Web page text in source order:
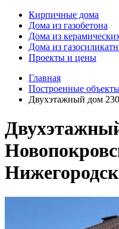
Кирпичные дома
Дома из газобетона
Дома из
Дома из
Проекты и цены
Главная
Построенные
Двухэтажный дом